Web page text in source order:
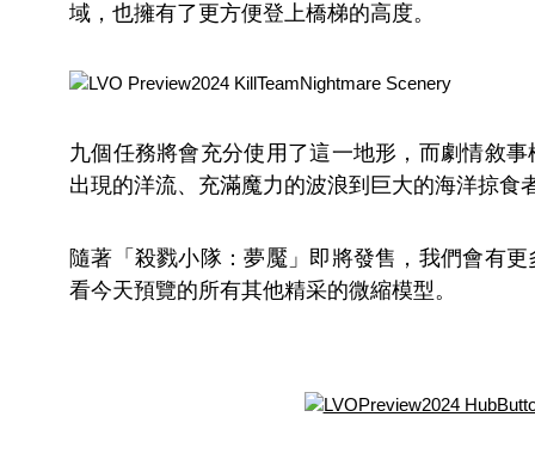
域，也擁有了更方便登上橋梯的高度。
九個任務將會充分使用了這一地形，而劇情敘
出現的洋流、充滿魔力的波浪到巨大的海洋掠食
隨著「殺戮小隊：夢魘」即將發售，我們會有
看今天預覽的所有其他精采的微縮模型。